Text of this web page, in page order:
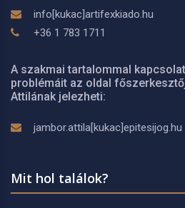
info[kukac]artifexkiado.hu
+36 1 783 1711
A szakmai tartalommal
problémáit az oldal
Attilának jelezheti:
jambor.attila[kukac]epitesijog.hu
Mit hol találok?